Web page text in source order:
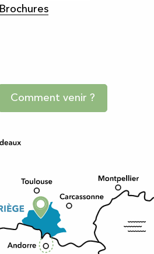
Brochures
Comment venir ?